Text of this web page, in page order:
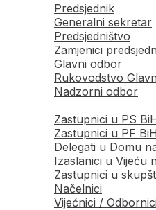
Predsjednik
Generalni sekretar
Predsjedništvo
Zamjenici
Glavni odbor
Rukovodstvo
Nadzorni odbor
Zastupnici u PS
Zastupnici u PF BiH
Delegati u Domu
Izaslanici u Vijeću
Zastupnici u
Načelnici
Vijećnici / Odbornici